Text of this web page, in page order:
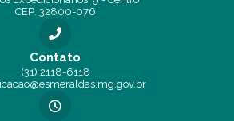
CEP: 32800-076
Contato
(31) 2118-6118